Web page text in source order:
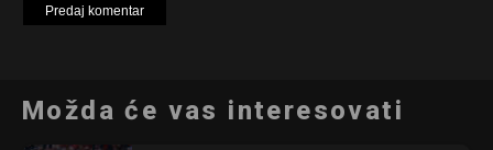
Možda će vas interesovati